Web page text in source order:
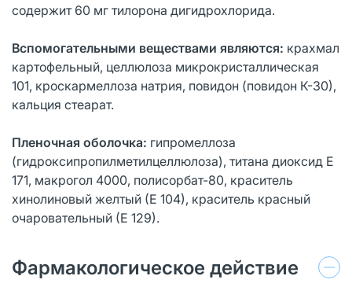
содержит 60 мг тилорона дигидрохлорида.
Вспомогательными веществами являются: крахмал
картофельный, целлюлоза микрокристаллическая
101, кроскармеллоза натрия, повидон (повидон К-30),
кальция стеарат.
Пленочная оболочка: гипромеллоза
(гидроксипропилметилцеллюлоза), титана диоксид Е
171, макрогол 4000, полисорбат-80, краситель
хинолиновый желтый (Е 104), краситель красный
очаровательный (Е 129).
Фармакологическое действие